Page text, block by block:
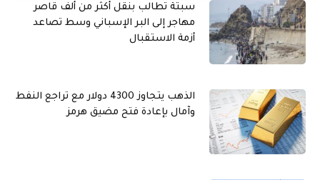
سبتة تطالب بنقل أكثر من ألف قاصر
مهاجر إلى البر الإسباني وسط تصاعد
أزمة الاستقبال
الذهب يتجاوز 4300 دولار مع تراجع النفط
وآمال بإعادة فتح مضيق هرمز